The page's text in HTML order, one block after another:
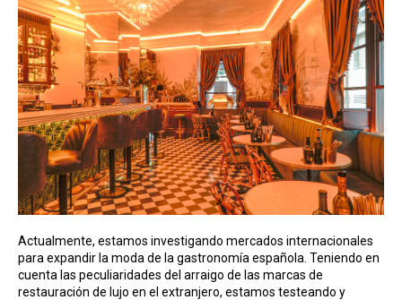
Actualmente, estamos investigando mercados internacionales
para expandir la moda de la gastronomía española. Teniendo en
cuenta las peculiaridades del arraigo de las marcas de
restauración de lujo en el extranjero, estamos testeando y